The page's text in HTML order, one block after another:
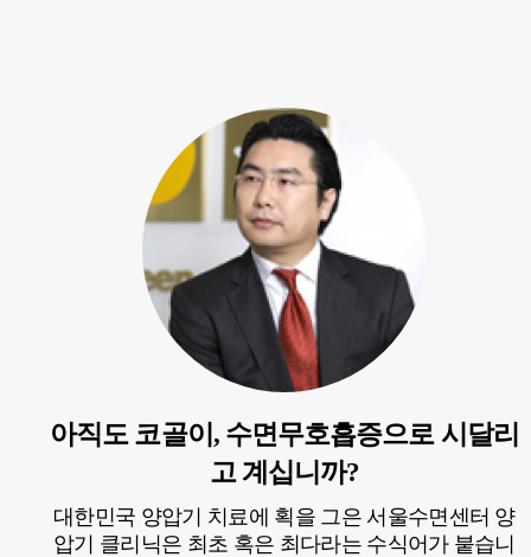
아직도 코골이, 수면무호흡증으로 시달리
고 계십니까?
대한민국 양압기 치료에 획을 그은 서울수면센터 양
압기 클리닉은 최초 혹은 최다라는 수식어가 붙습니